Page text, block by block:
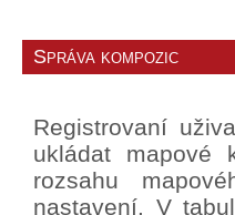
Správa kompozic
Registrovaní
ukládat mapové
rozsahu
nastavení. V